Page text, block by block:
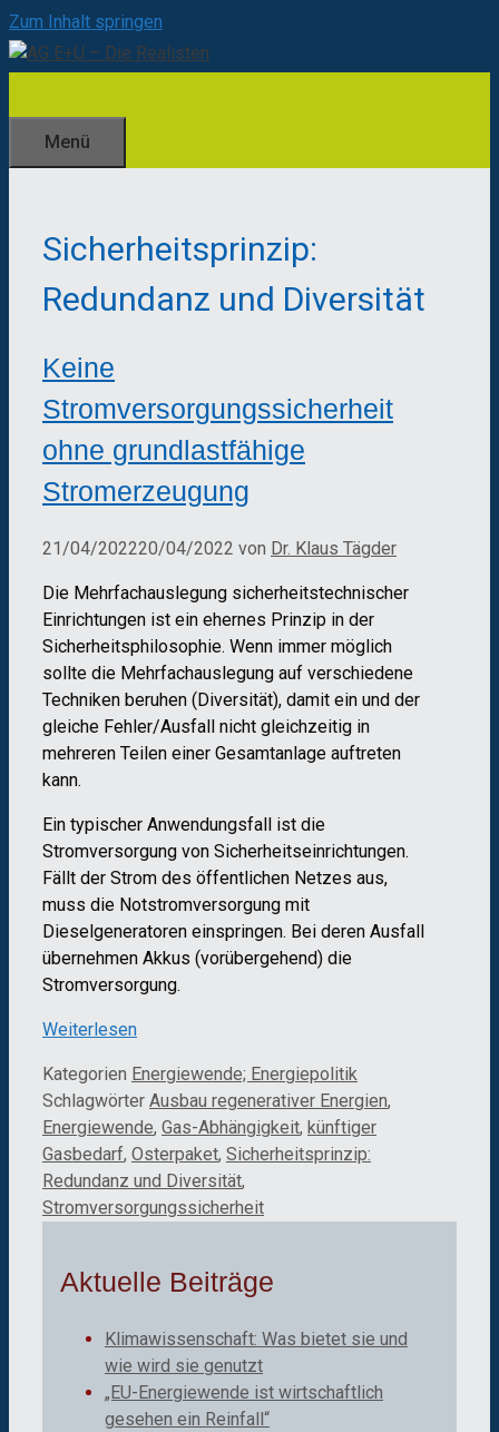
Zum Inhalt springen
Menü
Sicherheitsprinzip:
Redundanz und Diversität
Keine
Stromversorgungssicherheit
ohne grundlastfähige
Stromerzeugung
21/04/202220/04/2022 von Dr. Klaus Tägder
Die Mehrfachauslegung sicherheitstechnischer
Einrichtungen ist ein ehernes Prinzip in der
Sicherheitsphilosophie. Wenn immer möglich
sollte die Mehrfachauslegung auf verschiedene
Techniken beruhen (Diversität), damit ein und der
gleiche Fehler/Ausfall nicht gleichzeitig in
mehreren Teilen einer Gesamtanlage auftreten
kann.
Ein typischer Anwendungsfall ist die
Stromversorgung von Sicherheitseinrichtungen.
Fällt der Strom des öffentlichen Netzes aus,
muss die Notstromversorgung mit
Dieselgeneratoren einspringen. Bei deren Ausfall
übernehmen Akkus (vorübergehend) die
Stromversorgung.
Weiterlesen
Kategorien Energiewende; Energiepolitik
Schlagwörter Ausbau regenerativer Energien,
Energiewende, Gas-Abhängigkeit, künftiger
Gasbedarf, Osterpaket, Sicherheitsprinzip:
Redundanz und Diversität,
Stromversorgungssicherheit
Aktuelle Beiträge
Klimawissenschaft: Was bietet sie und
wie wird sie genutzt
„EU-Energiewende ist wirtschaftlich
gesehen ein Reinfall“